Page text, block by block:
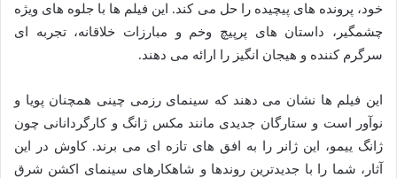
خود، پرونده های پیچیده را حل می کند. این فیلم ها با جلوه های ویژه
چشمگیر، داستان های پرپیچ وخم و مبارزات خلاقانه، تجربه ای
سرگرم کننده و هیجان انگیز را ارائه می دهند.
این فیلم ها نشان می دهند که سینمای رزمی چینی همچنان پویا و
نوآور است و ستارگان جدیدی مانند مکس ژانگ و کارگردانانی چون
ژانگ ییمو، این ژانر را به افق های تازه ای می برند. کاوش در این
آثار، شما را با جدیدترین روندها و شاهکارهای سینمای اکشن شرق